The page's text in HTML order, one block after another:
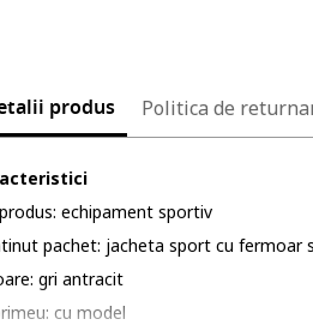
produs Politica de
echipament sportiv
pachet: jacheta sport cu fermoar
gri antracit
cu model